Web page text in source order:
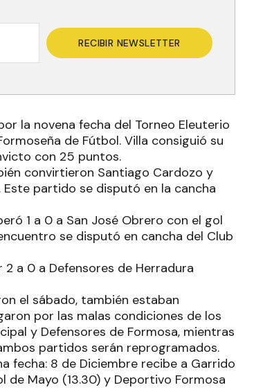
RECIBIR NEWSLETTER
la novena fecha del Torneo Eleuterio
de Fútbol. Villa consiguió su
con 25 puntos.
convirtieron Santiago Cardozo y
partido se disputó en la cancha
1 a 0 a San José Obrero con el gol
se disputó en cancha del Club
a 0 a Defensores de Herradura
el sábado, también estaban
por las malas condiciones de los
y Defensores de Formosa, mientras
partidos serán reprogramados.
fecha: 8 de Diciembre recibe a Garrido
de Mayo (13.30) y Deportivo Formosa